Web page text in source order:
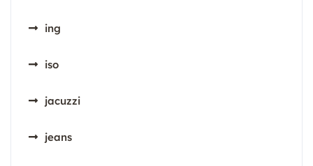
ing
iso
jacuzzi
jeans